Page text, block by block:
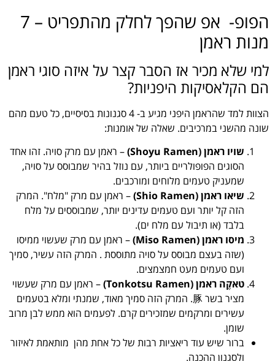
הפופ- אפ שהפך לחלק מהתפריט – 7
מנות ראמן
למי שלא מכיר אז הסבר קצר על איזה סוגי ראמן
הם הקלאסיקות היפניות?
הצוות למד שהראמן היפני מגיע ב- 4 סגנונות בסיסיים, כל טעם מהם
שונה מהשני במרכיבים. שאלה של אומנות:
שויו ראמן (Shoyu Ramen)
– ראמן עם מרק סויה. זהו אחד
הסוגים הפופולריים ביותר, עם נוזל בהיר שמבוסס על סויה,
שמעניק טעמים מלוחים ומורכבים.
שיאו ראמן (Shio Ramen)
– ראמן עם מרק "מלח". המרק
הזה קל יותר ועם טעמים עדינים יותר, שמבוססים על מלח
בלבד (או תיבול עם מלח ים).
מיסו ראמן (Miso Ramen)
– ראמן עם מרק שעשוי ממיסו
(שזה בעצם מבוסס על סויה מתוססת . המרק הזה עשיר, סמיך
ועם טעמים מעט חמצמצים.
טאקֶה ראמן (Tonkotsu Ramen)
– ראמן עם מרק שעשוי
מציר בשר 豚. המרק הזה סמיך מאוד, שמנתי ומלא בטעמים
עשירים ומרקמים שמזכירים קרם. לפעמים הוא ממש לבן מרוב
שומן.
ברור שיש עוד ריאציות רבות של כל אחת מהן מותאמת לאיזור
ולסגנון ההכנה.